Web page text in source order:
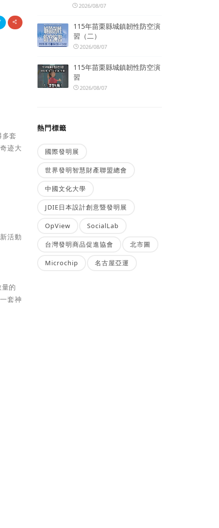
套
迹大
活動
的
套神
2026/08/07
115年苗栗縣城鎮韌性防空演
習（二）
2026/08/07
115年苗栗縣城鎮韌性防空演
習
2026/08/07
熱門標籤
國際發明展
世界發明智慧財產聯盟總會
中國文化大學
JDIE日本設計創意暨發明展
OpView SocialLab
台灣發明商品促進協會 北市圖
Microchip 名古屋亞運